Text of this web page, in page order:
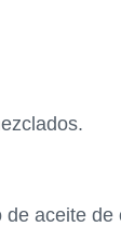
aceite de